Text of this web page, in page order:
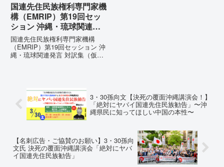
国連先住民族権利専門家機
構（EMRIP）第19回セッ
ション 沖縄・琉球関連発
言 対訳集（仮訳）
国連先住民族権利専門家機構
（EMRIP）第19回セッション 沖
縄・琉球関連発言 対訳集（仮
問題、米軍基地、伝統文化（...3・30孫向文【決死の覆面沖縄講演会！】
「絶対にヤバイ国連先住民族勧告」〜沖
縄県民に知ってほしい中国の本性〜
【名刺広告・ご協賛のお願い】3・30孫向
文氏 決死の覆面沖縄講演会「絶対にヤバ
イ国連先住民族勧告」